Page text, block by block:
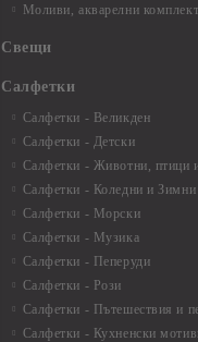
Моливи, акварелни
Свещи
Салфетки
Салфетки - Великден
Салфетки - Детски
Салфетки - Животни, птици
Салфетки - Коледни и Зимни
Салфетки - Морски
Салфетки - Музика
Салфетки - Пеперуди
Салфетки - Рози
Салфетки - Пътешествия и
Салфетки - Кухненски